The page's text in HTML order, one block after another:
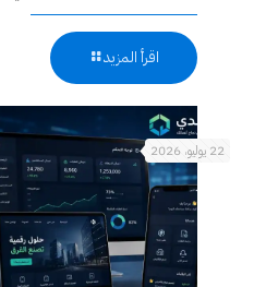
اقرأ المزيد
22 يوليو، 2026